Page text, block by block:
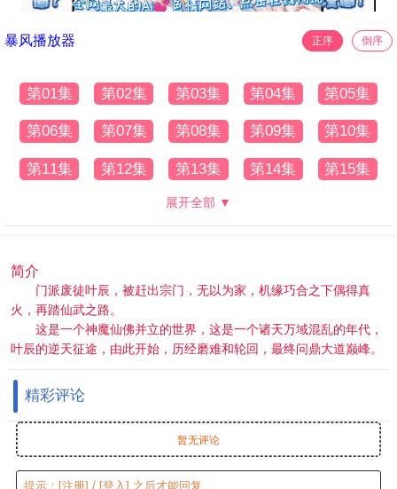
暴风播放器 正序 倒序
第01集 第02集 第03集 第04集 第05集
第06集 第07集 第08集 第09集 第10集
第11集 第12集 第13集 第14集 第15集
展开全部 ▼
简介
门派废徒叶辰，被赶出宗门，无以为家，机缘巧合之下偶得真
火，再踏仙武之路。
这是一个神魔仙佛并立的世界，这是一个诸天万域混乱的年代，
叶辰的逆天征途，由此开始，历经磨难和轮回，最终问鼎大道巅峰。
精彩评论
暂无评论
提示： [注册] / [登入] 之后才能回复。